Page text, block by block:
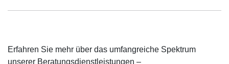
Erfahren Sie mehr über das umfangreiche Spektrum
unserer Beratungsdienstleistungen –